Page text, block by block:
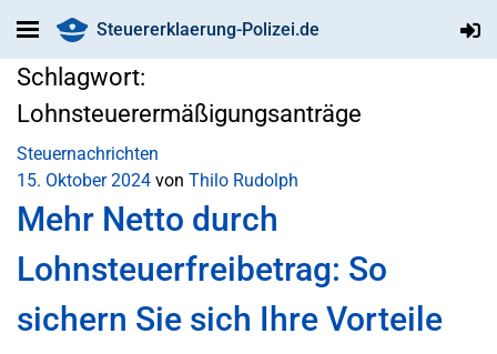
Steuererklaerung-Polizei.de
Schlagwort:
Lohnsteuerermäßigungsanträge
Steuernachrichten
15. Oktober 2024 von Thilo Rudolph
Mehr Netto durch
Lohnsteuerfreibetrag: So
sichern Sie sich Ihre Vorteile